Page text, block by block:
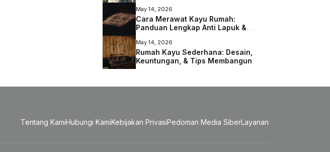
May 14, 2026
Cara Merawat Kayu Rumah:
Panduan Lengkap Anti Lapuk &
May 14, 2026
Rumah Kayu Sederhana: Desain,
Keuntungan, & Tips Membangun
Tentang KamiHubungi KamiKebijakan PrivasiPedoman Media SiberLayanan